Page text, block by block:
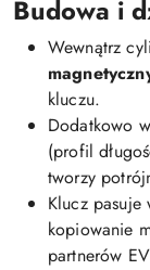
Budowa i
Wewnątrz
kluczu.
Dodatkowo
(profil
tworzy
Klucz pasuje
kopiowanie
partnerów